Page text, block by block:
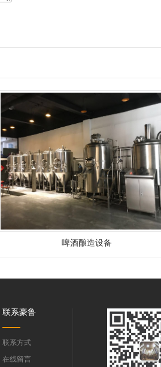
啤酒酿造设备
联系豪鲁
联系方式
在线留言